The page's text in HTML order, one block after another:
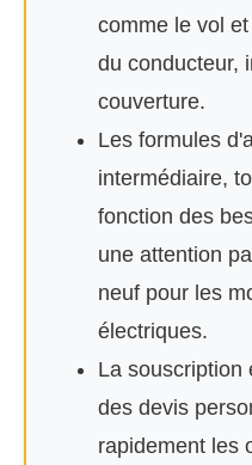
comme le vol
du conducteur,
couverture.
Les formules
intermédiaire,
fonction des
une attention
neuf pour les
électriques.
La souscription
des devis
rapidement les